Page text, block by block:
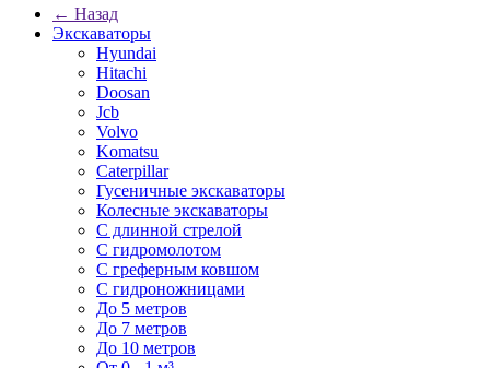
← Назад
Экскаваторы
Hyundai
Hitachi
Doosan
Jcb
Volvo
Komatsu
Caterpillar
Гусеничные экскаваторы
Колесные экскаваторы
С длинной стрелой
С гидромолотом
С греферным ковшом
С гидроножницами
До 5 метров
До 7 метров
До 10 метров